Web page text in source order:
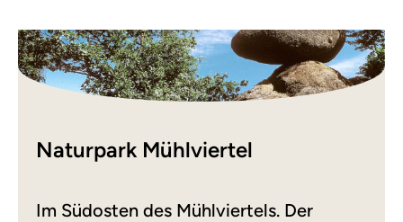
Naturpark Mühlviertel
Im Südosten des Mühlviertels. Der